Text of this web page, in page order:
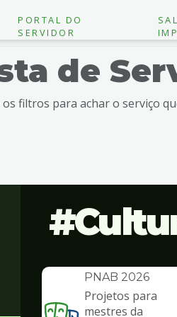
PORTAL DO
SERVIDOR
de
os filtros para achar o serviço
INSTITUCIONAL
PNAB 2026
Projetos para
mestres da